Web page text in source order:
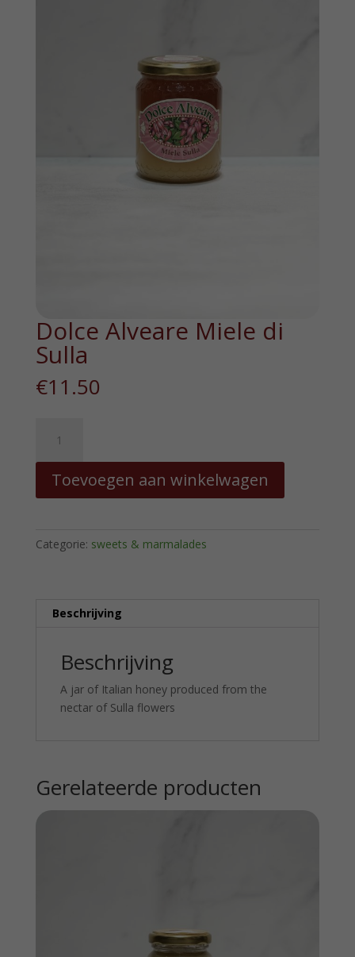
Dolce Alveare Miele di
Sulla
€11.50
Alveare
Miele
Sulla
Toevoegen aan winkelwagen
Categorie: sweets & marmalades
Beschrijving
Beschrijving
A jar of Italian honey produced from the
nectar of Sulla flowers
Gerelateerde producten